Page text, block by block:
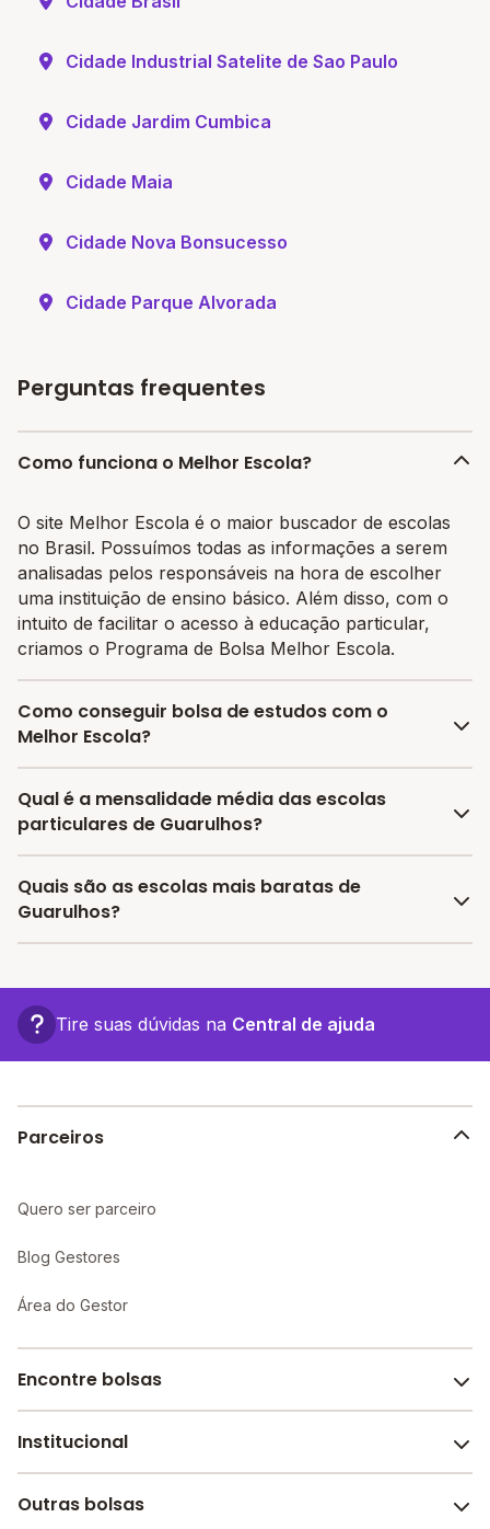
Cidade Industrial Satelite de Sao Paulo
Cidade Jardim Cumbica
Cidade Maia
Cidade Nova Bonsucesso
Cidade Parque Alvorada
Perguntas frequentes
Como funciona o Melhor Escola?
O site Melhor Escola é o maior buscador de escolas
no Brasil. Possuímos todas as informações a serem
analisadas pelos responsáveis na hora de escolher
uma instituição de ensino básico. Além disso, com o
intuito de facilitar o acesso à educação particular,
criamos o Programa de Bolsa Melhor Escola.
Como conseguir bolsa de estudos com o
Melhor Escola?
O programa de bolsa do Melhor Escola disponibiliza
vagas com até 80% de desconto nas mensalidades.
matrícula no site.
Qual é a mensalidade média das escolas
particulares de Guarulhos?
A média da mensalidade em Guarulhos é de
R$ 1.706,25 reais, sendo a mensalidade mais barata
Quais são as escolas mais baratas de
Guarulhos?
confira a lista aqui.
Tire suas dúvidas na Central de ajuda
Parceiros
Quero ser parceiro
Blog Gestores
Área do Gestor
Encontre bolsas
Melhores escolas de São Paulo
Escolas por cidade e bairro
Institucional
Sobre o Melhor Escola
Outras bolsas